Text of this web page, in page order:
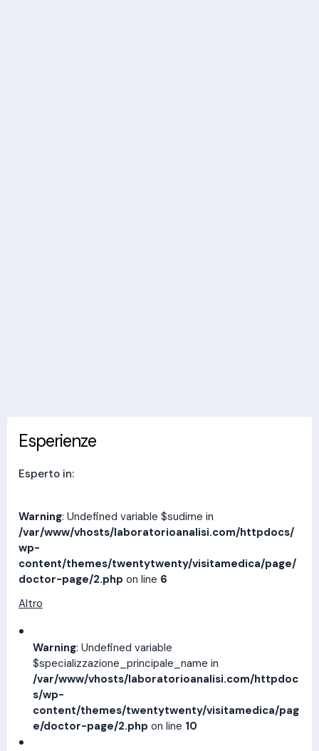
Esperienze
Esperto in:
Warning: Undefined variable $sudime in
/var/www/vhosts/laboratorioanalisi.com/httpdocs/
wp-
content/themes/twentytwenty/visitamedica/page/
doctor-page/2.php on line 6
Altro
Warning: Undefined variable
$specializzazione_principale_name in
/var/www/vhosts/laboratorioanalisi.com/httpdoc
s/wp-
content/themes/twentytwenty/visitamedica/pag
e/doctor-page/2.php on line 10